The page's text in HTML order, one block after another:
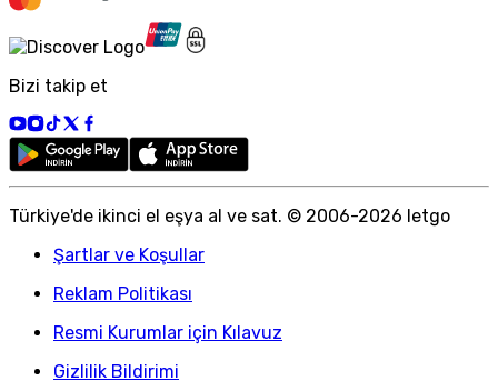
Bizi takip et
Türkiye'de ikinci el eşya al ve sat. © 2006-2026 letgo
Şartlar ve Koşullar
Reklam Politikası
Resmi Kurumlar için Kılavuz
Gizlilik Bildirimi